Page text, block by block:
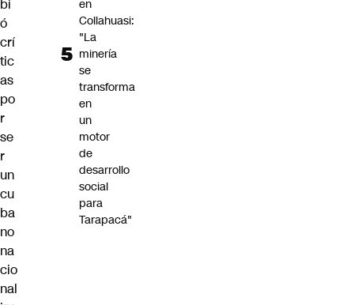
bi
ó
crí
tic
as
po
r
se
r
un
cu
ba
no
na
cio
nal
en
Collahuasi:
"La
minería
se
transforma
en
un
motor
de
desarrollo
social
para
Tarapacá"